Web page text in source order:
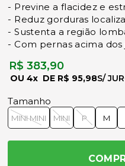
- Previne a flacidez e
- Reduz gorduras
- Sustenta a região
- Com pernas acima dos
R$ 383,90
4x R$ 95,98
Tamanho
MINI MINI MINI P M